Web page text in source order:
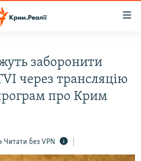
заборонити
через трансляцію
про Крим
Читати без VPN